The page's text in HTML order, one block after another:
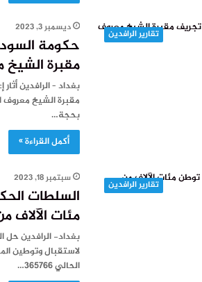
تقارير الرافدين ديسمبر 3, 2023
حكومة
مقبرة الشيخ
بغداد – الرافدين أثار
مقبرة الشيخ معروف
بحجة…
أكمل القراءة »
تقارير الرافدين سبتمبر 18, 2023
السلطات
مئات الآلاف
لاستقبال وتوطين
الحالي 365766…